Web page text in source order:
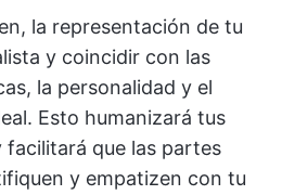
la representación de tu
y coincidir con las
la personalidad y el
Esto humanizará tus
facilitará que las partes
y empatizen con tu